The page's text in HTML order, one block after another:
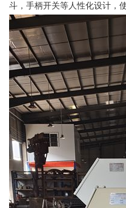
斗，手柄开关等人性化设计，